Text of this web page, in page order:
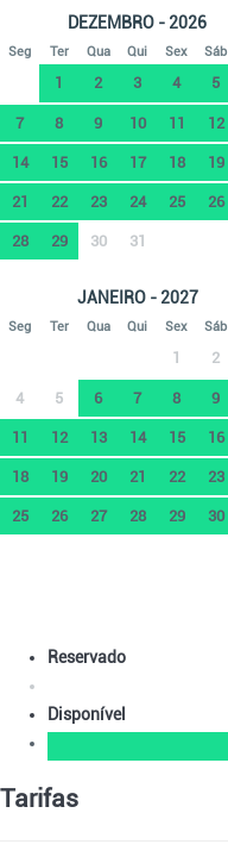
DEZEMBRO - 2026
Seg Ter Qua Qui Sex Sáb
1 2 3 4 5
7 8 9 10 11 12
14 15 16 17 18 19
21 22 23 24 25 26
28 29 30 31
JANEIRO - 2027
Seg Ter Qua Qui Sex Sáb
1 2
4 5 6 7 8 9
11 12 13 14 15 16
18 19 20 21 22 23
25 26 27 28 29 30
Reservado
Disponível
Tarifas